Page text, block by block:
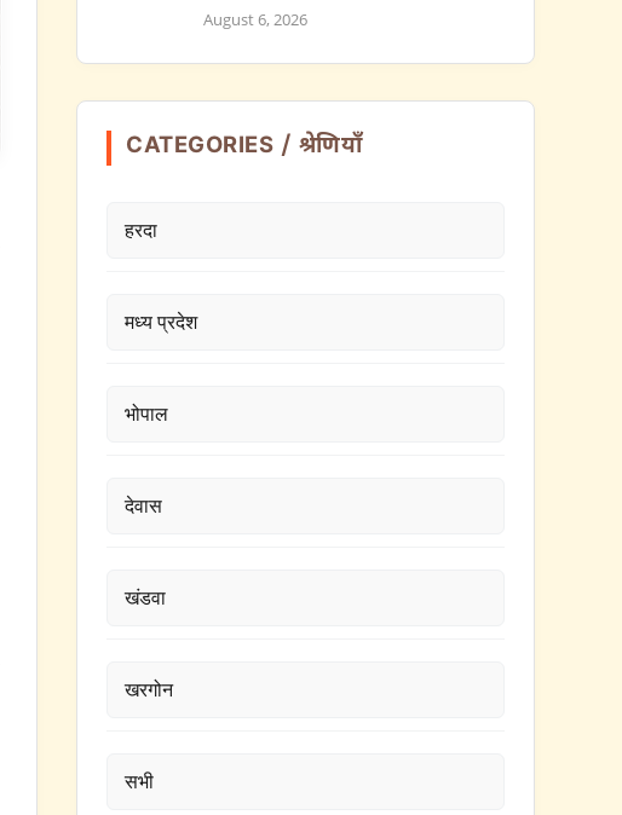
August 6, 2026
CATEGORIES / श्रेणियाँ
हरदा
मध्य प्रदेश
भोपाल
देवास
खंडवा
खरगोन
सभी